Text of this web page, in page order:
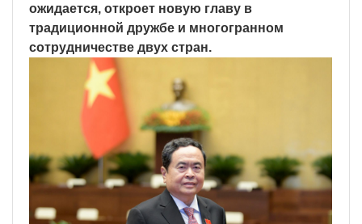
ожидается, откроет новую главу в
традиционной дружбе и многогранном
сотрудничестве двух стран.